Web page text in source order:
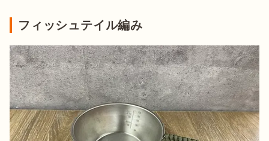
フィッシュテイル編み